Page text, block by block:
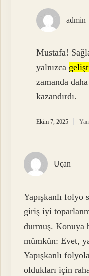
admin
Mustafa!
yalnızca
zamanda
kazandırdı.
Ekim 7, 2025
Uçan
Yapışkanlı folyo
giriş iyi
durmuş. Konuya
mümkün: Evet,
Yapışkanlı
oldukları için